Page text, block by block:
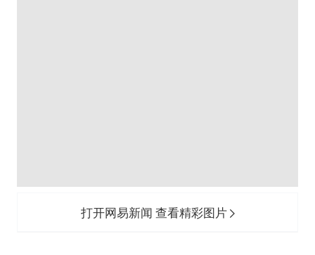
打开网易新闻 查看精彩图片